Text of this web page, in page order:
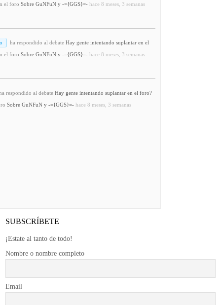
el foro Sobre GuNFuN y -={GGS}=- hace 8 meses, 3 semanas
ha respondido al debate Hay gente intentando suplantar en el
el foro Sobre GuNFuN y -={GGS}=- hace 8 meses, 3 semanas
respondido al debate Hay gente intentando suplantar en el foro?
Sobre GuNFuN y -={GGS}=- hace 8 meses, 3 semanas
SUBSCRÍBETE
¡Estate al tanto de todo!
Nombre o nombre completo
Email